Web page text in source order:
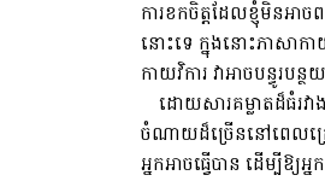
ការខកចិត្តដែលខ្ញុំមិនអ
នោះទេ ក្នុងនោះភាសាក
កាយវិការ វាអាចបន្ធូរប
ដោយសារគម្លាតដ៏ធំរវា
ចំណាយដ៏ច្រើននៅពេលក្
អ្នកអាចធ្វើបាន ដើម្បីឱ្